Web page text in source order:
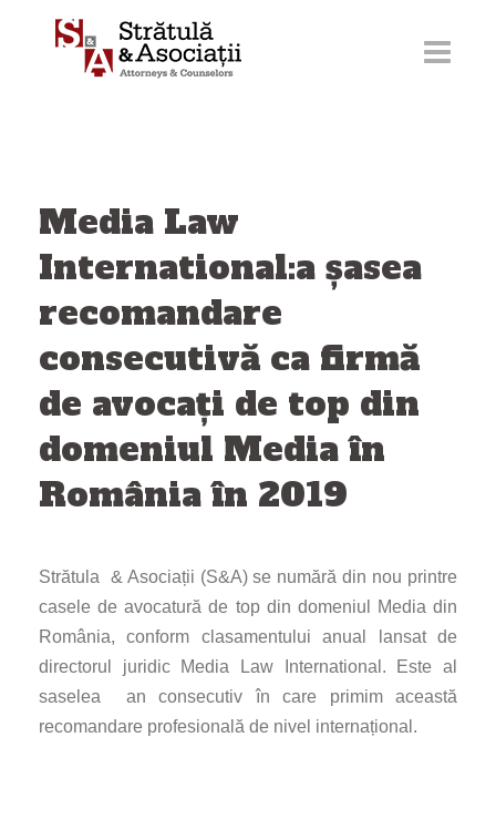
Media Law
International:a șasea
recomandare
consecutivă ca firmă
de avocați de top din
domeniul Media în
România în 2019
Strătula & Asociații (S&A) se numără din nou printre
casele de avocatură de top din domeniul Media din
România, conform clasamentului anual lansat de
directorul juridic Media Law International. Este al
saselea an consecutiv în care primim această
recomandare profesională de nivel internațional.